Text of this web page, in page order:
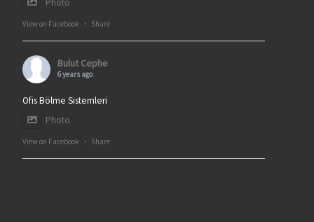
Photo
View on Facebook · Share
Bulut Cephe
6 years ago
Ofis Bölme Sistemleri
Photo
View on Facebook · Share